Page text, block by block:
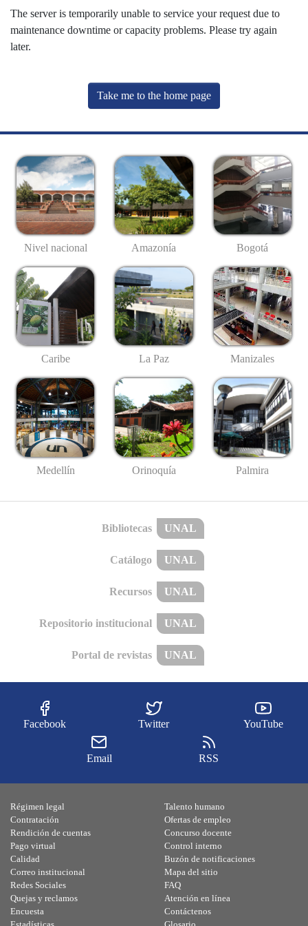
The server is temporarily unable to service your request due to
maintenance downtime or capacity problems. Please try again
later.
Take me to the home page
Nivel nacional Amazonía Bogotá
Caribe La Paz Manizales
Medellín Orinoquía Palmira
Bibliotecas UNAL
Catálogo UNAL
Recursos UNAL
Repositorio institucional UNAL
Portal de revistas UNAL
Facebook Twitter YouTube
Email RSS
Régimen legal
Contratación
Rendición de cuentas
Pago virtual
Calidad
Talento humano
Ofertas de empleo
Concurso docente
Control interno
Buzón de notificaciones
Correo institucional
Redes Sociales
Quejas y reclamos
Encuesta
Mapa del sitio
FAQ
Atención en línea
Contáctenos